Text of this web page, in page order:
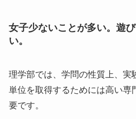
女子少ないことが多い。遊
い。
理学部では、学問の性質上、実
単位を取得するためには高い専
要です。